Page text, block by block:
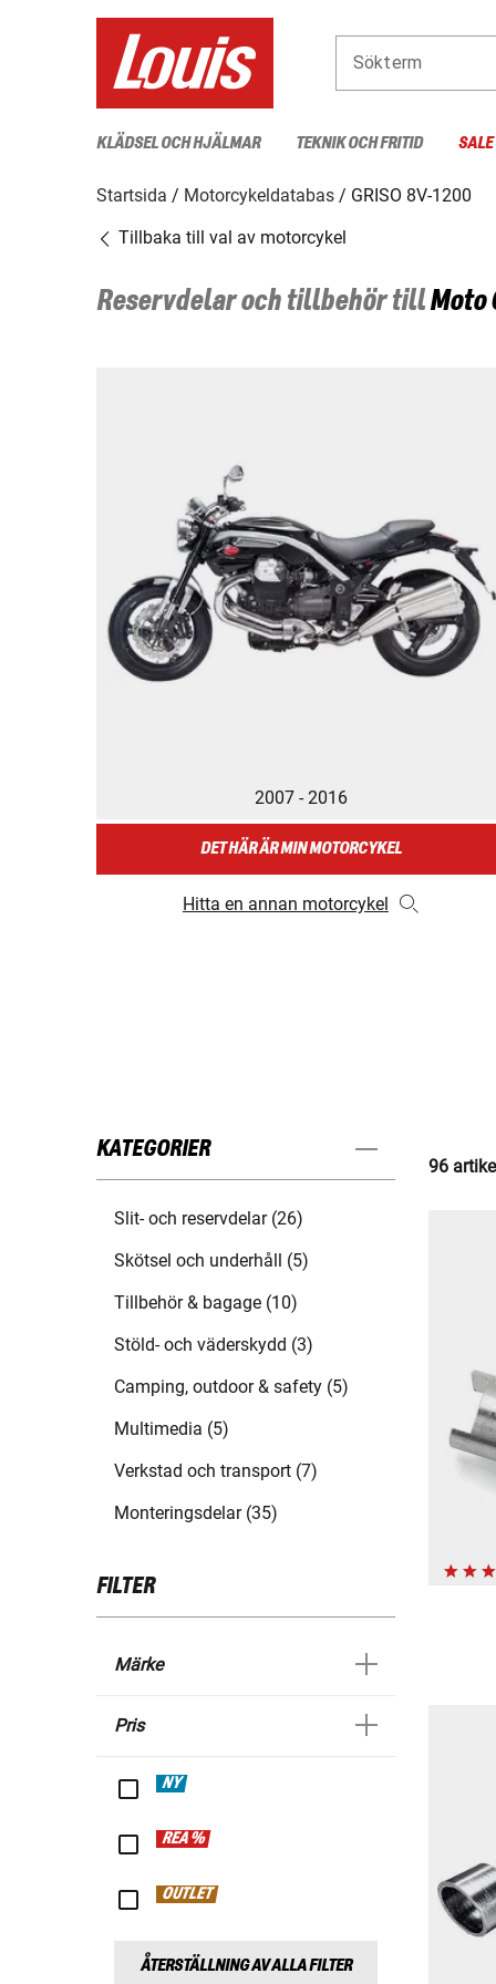
Sökterm
KLÄDSEL OCH HJÄLMAR TEKNIK OCH FRITID
Startsida Motorcykeldatabas
GRISO 8V-1200
Tillbaka till val av motorcykel
Reservdelar och tillbehör tillMoto
2007 - 2016
DET HÄR ÄR MIN MOTORCYKEL
Hitta en annan motorcykel
KATEGORIER
Slit- och reservdelar (26)
Skötsel och underhåll (5)
Tillbehör & bagage (10)
Stöld- och väderskydd (3)
Camping, outdoor & safety (5)
Multimedia (5)
Verkstad och transport (7)
Monteringsdelar (35)
FILTER
Märke
Pris
NY
REA %
OUTLET
ÅTERSTÄLLNING AV ALLA FILTER
96